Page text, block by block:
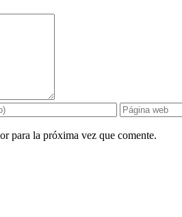
para la próxima vez que comente.